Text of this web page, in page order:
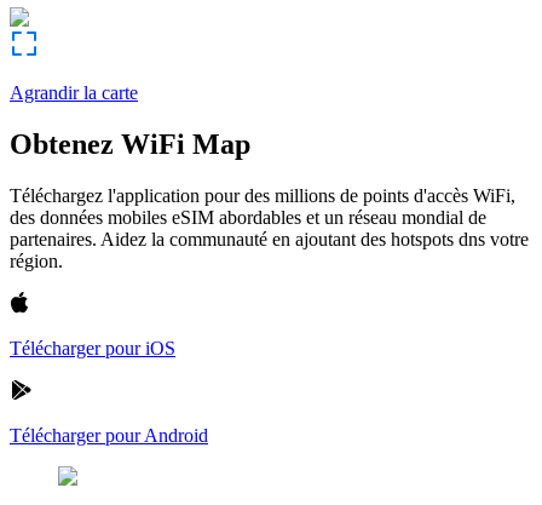
Agrandir la carte
Obtenez WiFi Map
Téléchargez l'application pour des millions de points d'accès WiFi,
des données mobiles eSIM abordables et un réseau mondial de
partenaires. Aidez la communauté en ajoutant des hotspots dns votre
région.
Télécharger pour iOS
Télécharger pour Android